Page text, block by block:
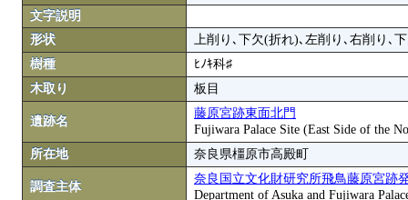
文字説明
形状
上削り､下欠(折れ)､左削り､右削り､
樹種
ﾋﾉｷ科♯
木取り
板目
遺跡名
藤原宮跡東面北門
Fujiwara Palace Site (East Side of the
所在地
奈良県橿原市高殿町
調査主体
奈良国立文化財研究所飛鳥藤原宮跡
Department of Asuka and Fujiwara